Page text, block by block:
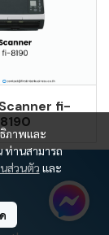
fi-
8190
ภาพและ
ท่านสามารถ
ส่วนตัว และ